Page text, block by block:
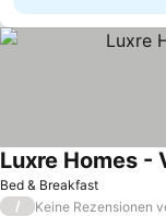
Bed & Breakfast
Luxre Homes -
/ Keine Rezensionen